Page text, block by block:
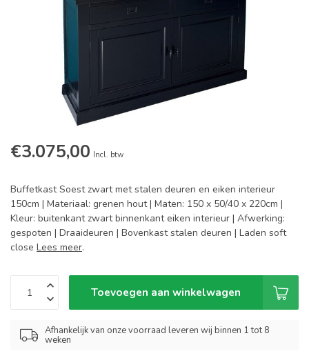
€3.075,00 Incl. btw
Buffetkast Soest zwart met stalen deuren en eiken interieur
150cm | Materiaal: grenen hout | Maten: 150 x 50/40 x 220cm |
Kleur: buitenkant zwart binnenkant eiken interieur | Afwerking:
gespoten | Draaideuren | Bovenkast stalen deuren | Laden soft
close Lees meer.
Toevoegen aan winkelwagen
Afhankelijk van onze voorraad leveren wij binnen 1 tot 8
weken